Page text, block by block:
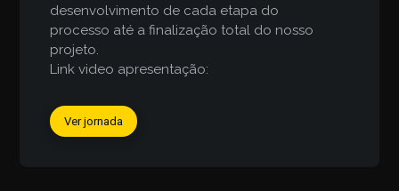
desenvolvimento de cada etapa do
processo até a finalização total do nosso
projeto.
Link video apresentação:
Ver jornada